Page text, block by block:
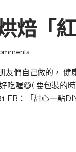
焙「紅
友們自己做的，
吃喔😋( 要包裝的
FB：「甜心一